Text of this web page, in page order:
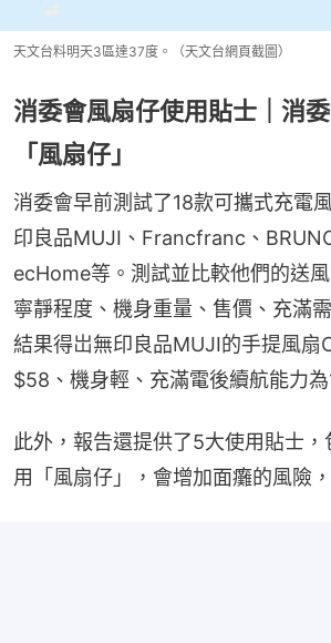
天文台料明天3區達37度。（天文台網頁截圖）
消委會風扇仔使用貼士｜消
「風扇仔」
消委會早前測試了18款可攜式充電
印良品MUJI、Francfranc、
ecHome等。測試並比較他們的送
寧靜程度、機身重量、售價、充滿
結果得岀無印良品MUJI的手提風扇
$58、機身輕、充滿電後續航能力為
此外，報告還提供了5大使用貼士，
用「風扇仔」，會增加面癱的風險